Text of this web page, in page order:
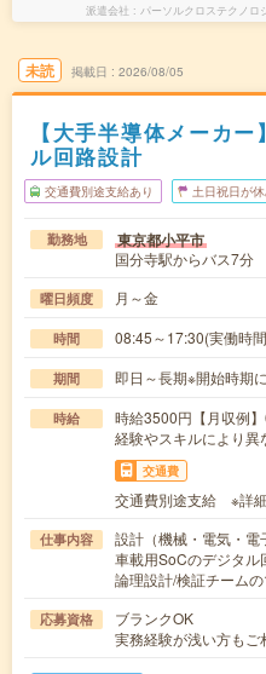
派遣会社 パーソルクロステクノロ
未読 掲載日 2026/08/05
【大手半導体メーカ
ル回路設計
交通費別途支給あり 土日祝日が休
勤務地 東京都小平市
国分寺駅からバス7分
曜日頻度 月～金
時間 08:45～17:30(実働時
期間 即日～長期※開始時期
時給
時給3500円【月収例
経験やスキルにより異
交通費
交通費別途支給 ※詳細
仕事内容
設計（機械・電気・電
車載用SoCのデジタル
論理設計/検証チーム
応募資格
ブランクOK
実務経験が浅い方もご